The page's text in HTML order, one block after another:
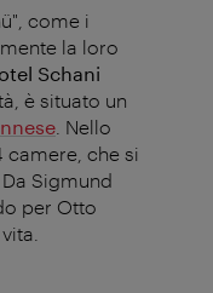
come i
la loro
Schani
è situato un
. Nello
camere, che si
Sigmund
per Otto